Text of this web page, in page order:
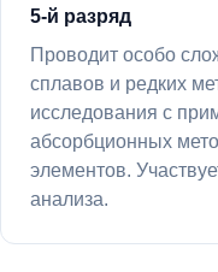
5-й разряд
Проводит особо
сплавов и редких
исследования с
абсорбционных
элементов.
анализа.